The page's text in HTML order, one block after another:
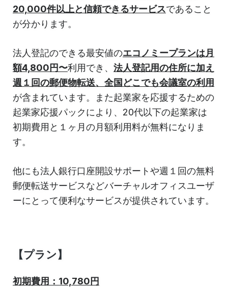
20,000件以上と信頼できるサービスであること
が分かります。
法人登記のできる最安値のエコノミープランは月
額4,800円〜利用でき、 法人登記用の住所に加え
週１回の郵便物転送、全国どこでも会議室の利用
が含まれています。また起業家を応援するための
起業家応援パックにより、20代以下の起業家は
初期費用と１ヶ月の月額利用料が無料になりま
す。
他にも法人銀行口座開設サポートや週１回の無料
郵便転送サービスなどバーチャルオフィスユーザ
ーにとって便利なサービスが提供されています。
【プラン】
初期費用：10,780円